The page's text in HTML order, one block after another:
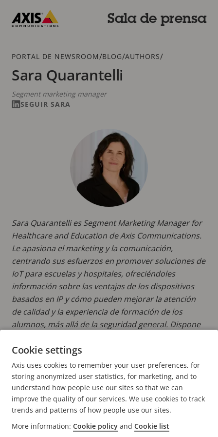
contenido
Sala de prensa
Breadcrumb
PORTAL DE NEWSROOM/BLOG/AUTHORS/
Sara Quarantelli
Sara Quarantelli es Segment Marketing Manager for
Healthcare and Education de Axis Communications.
Le apasiona el marketing y la comunicación,
centrando sus esfuerzos en promover soluciones de
IoT para escuelas y hospitales, ofreciéndoles
información sobre las ventajas de los dispositivos
basados en IP y cómo pueden mejorar la atención
de calidad y la experiencia de formación de los
alumnos, más allá de la seguridad general. Dispone
soluciones, marketing de productos y marketing
multicanal.
Segment marketing manager
SEGUIR SARA
FOOTER
CONTACTO
Cookie settings
Axis uses cookies to remember your user preferences, for
storing anonymized user statistics, for marketing, and to
understand how people use our sites so that we can
improve the quality of our services. We use cookies to track
trends and patterns of how people use our sites.
More information: Cookie policy and Cookie list